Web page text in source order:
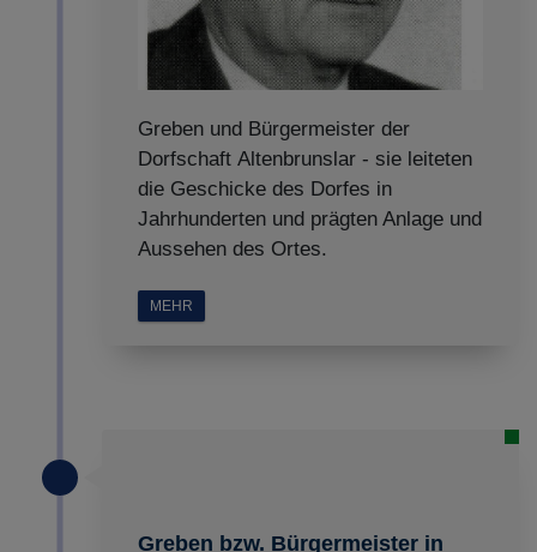
Greben und Bürgermeister der
Dorfschaft Altenbrunslar - sie leiteten
die Geschicke des Dorfes in
Jahrhunderten und prägten Anlage und
Aussehen des Ortes.
MEHR
Greben bzw. Bürgermeister in